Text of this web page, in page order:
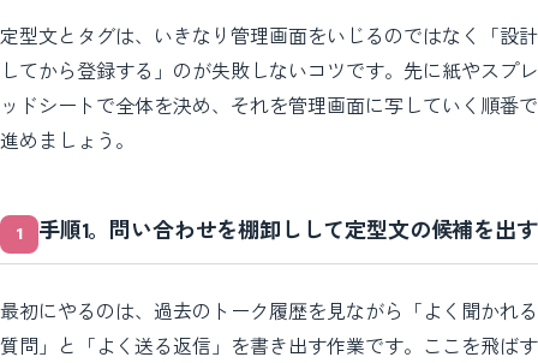
定型文とタグは、いきなり管理画面をいじるのではなく「設計
してから登録する」のが失敗しないコツです。先に紙やスプレ
ッドシートで全体を決め、それを管理画面に写していく順番で
進めましょう。
手順1。問い合わせを棚卸しして定型文の候補を出す
最初にやるのは、過去のトーク履歴を見ながら「よく聞かれる
質問」と「よく送る返信」を書き出す作業です。ここを飛ばす